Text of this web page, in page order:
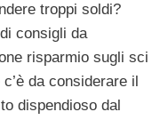
troppi soldi?
consigli da
risparmio sugli sci
da considerare il
dispendioso dal